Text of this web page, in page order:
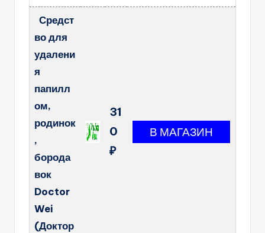
Средст
во для
удалени
я
папилл
ом,
родинок
,
борода
вок
Doctor
Wei
(Доктор
31
0
₽